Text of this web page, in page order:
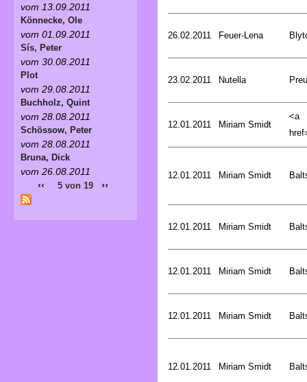
26.02.2011 Feuer-Lena
23.02.2011 Nutella
12.01.2011 Miriam Smidt
<a
12.01.2011 Miriam Smidt
12.01.2011 Miriam Smidt
12.01.2011 Miriam Smidt
12.01.2011 Miriam Smidt
12.01.2011 Miriam Smidt
vom 13.09.2011
Könnecke, Ole
vom 01.09.2011
Sís, Peter
vom 30.08.2011
Plot
vom 29.08.2011
Buchholz, Quint
vom 28.08.2011
Schössow, Peter
vom 28.08.2011
Bruna, Dick
vom 26.08.2011
‹‹ 5 von 19 ››